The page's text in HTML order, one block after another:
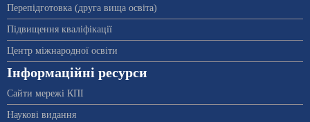
Перепідготовка (друга вища освіта)
Підвищення кваліфікації
Центр міжнародної освіти
Інформаційні ресурси
Сайти мережі КПІ
Наукові видання